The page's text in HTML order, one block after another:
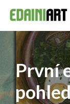
obsah
První